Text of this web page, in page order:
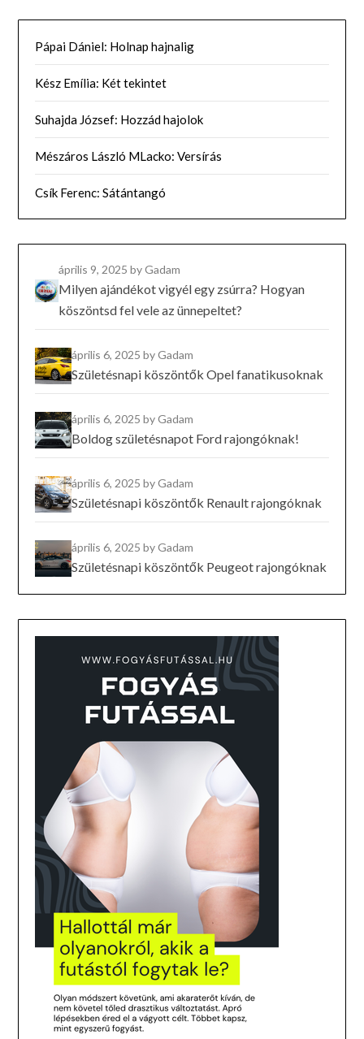
Pápai Dániel: Holnap hajnalig
Kész Emília: Két tekintet
Suhajda József: Hozzád hajolok
Mészáros László MLacko: Versírás
Csík Ferenc: Sátántangó
április 9, 2025 by Gadam
Milyen ajándékot vigyél egy zsúrra? Hogyan
köszöntsd fel vele az ünnepeltet?
április 6, 2025by Gadam
Születésnapi köszöntők Opel fanatikusoknak
április 6, 2025by Gadam
Boldog születésnapot Ford rajongóknak!
április 6, 2025by Gadam
Születésnapi köszöntők Renault rajongóknak
április 6, 2025by Gadam
Születésnapi köszöntők Peugeot rajongóknak